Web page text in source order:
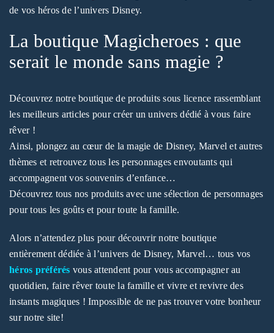
de vos héros de l’univers Disney.
La boutique Magicheroes : que
serait le monde sans magie ?
Découvrez notre boutique de produits sous licence rassemblant
les meilleurs articles pour créer un univers dédié à vous faire
rêver !
Ainsi, plongez au cœur de la magie de Disney, Marvel et autres
thèmes et retrouvez tous les personnages envoutants qui
accompagnent vos souvenirs d’enfance…
Découvrez tous nos produits avec une sélection de personnages
pour tous les goûts et pour toute la famille.
Alors n’attendez plus pour découvrir notre boutique
entièrement dédiée à l’univers de Disney, Marvel… tous vos
héros préférés vous attendent pour vous accompagner au
quotidien, faire rêver toute la famille et vivre et revivre des
instants magiques ! Impossible de ne pas trouver votre bonheur
sur notre site!